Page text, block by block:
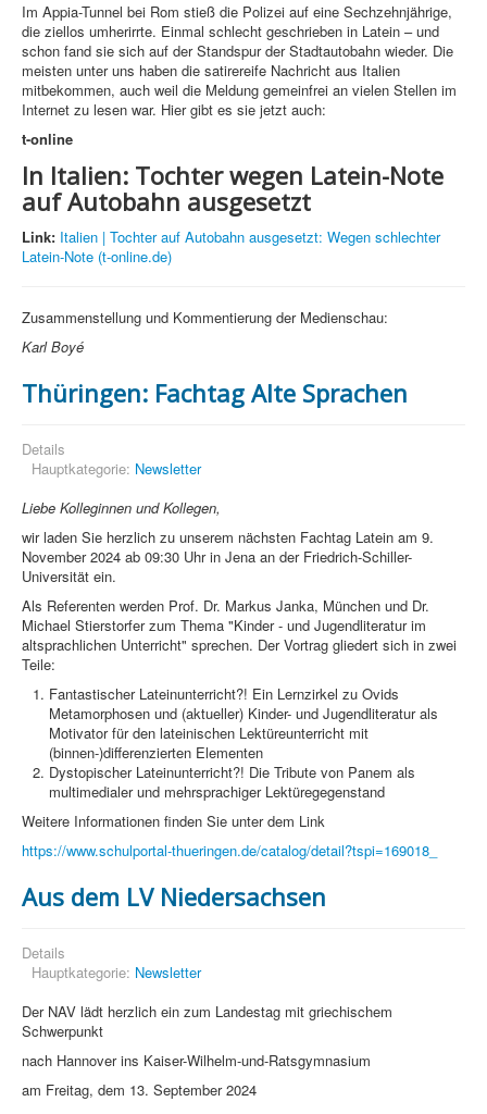
Im Appia-Tunnel bei Rom stieß die Polizei auf eine Sechzehnjährige,
die ziellos umherirrte. Einmal schlecht geschrieben in Latein – und
schon fand sie sich auf der Standspur der Stadtautobahn wieder. Die
meisten unter uns haben die satirereife Nachricht aus Italien
mitbekommen, auch weil die Meldung gemeinfrei an vielen Stellen im
Internet zu lesen war. Hier gibt es sie jetzt auch:
t-online
In Italien: Tochter wegen Latein-Note
auf Autobahn ausgesetzt
Link: Italien | Tochter auf Autobahn ausgesetzt: Wegen schlechter
Latein-Note (t-online.de)
Zusammenstellung und Kommentierung der Medienschau:
Karl Boyé
Thüringen: Fachtag Alte Sprachen
Details
Hauptkategorie: Newsletter
Liebe Kolleginnen und Kollegen,
wir laden Sie herzlich zu unserem nächsten Fachtag Latein am 9.
November 2024 ab 09:30 Uhr in Jena an der Friedrich-Schiller-
Universität ein.
Als Referenten werden Prof. Dr. Markus Janka, München und Dr.
Michael Stierstorfer zum Thema "Kinder - und Jugendliteratur im
altsprachlichen Unterricht" sprechen. Der Vortrag gliedert sich in zwei
Teile:
Fantastischer Lateinunterricht?! Ein Lernzirkel zu Ovids
Metamorphosen und (aktueller) Kinder- und Jugendliteratur als
Motivator für den lateinischen Lektüreunterricht mit
(binnen-)differenzierten Elementen
Dystopischer Lateinunterricht?! Die Tribute von Panem als
multimedialer und mehrsprachiger Lektüregegenstand
Weitere Informationen finden Sie unter dem Link
https://www.schulportal-thueringen.de/catalog/detail?tspi=169018_
Aus dem LV Niedersachsen
Details
Hauptkategorie: Newsletter
Der NAV lädt herzlich ein zum Landestag mit griechischem
Schwerpunkt
nach Hannover ins Kaiser-Wilhelm-und-Ratsgymnasium
am Freitag, dem 13. September 2024